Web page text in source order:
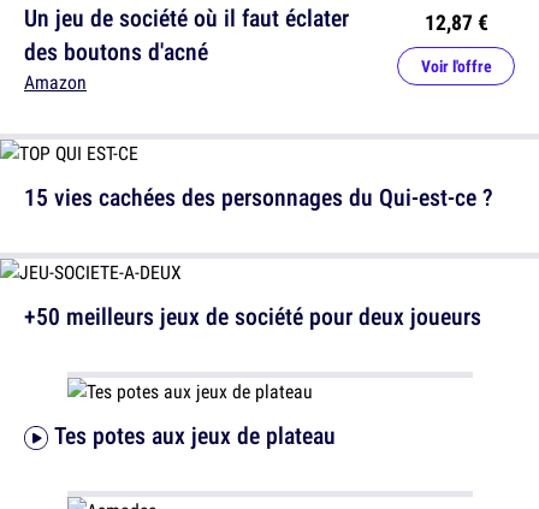
Un jeu de société où il faut éclater
des boutons d'acné
Amazon
12,87 €
Voir l'offre
+50 meilleurs jeux de société pour deux joueurs
15 vies cachées des personnages du Qui-est-ce ?
Tes potes aux jeux de plateau